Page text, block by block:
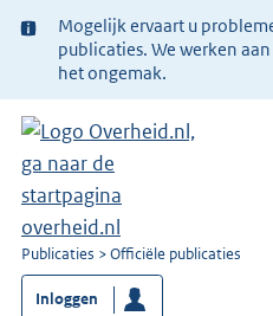
Ter
informatie:
Mogelijk ervaart u
publicaties. We werken
het ongemak.
U
bent
nu
Publicaties Officiële publicaties
Inloggen